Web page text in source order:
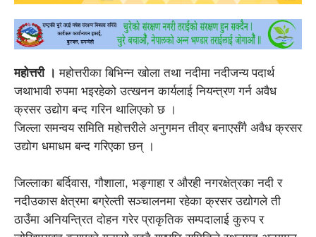
महोत्तरी । महोत्तरीका बिभिन्न खोला तथा नदीमा नदीजन्य पदार्थ
जथाभावी रुपमा भइरहेको उत्खनन कार्यलाई नियन्त्रण गर्न अवैध
क्रसर उद्योग बन्द गरिन थालिएको छ ।
जिल्ला समन्वय समिति महोत्तरीले अनुगमन तीव्र बनाएसँगै अवैध क्रसर
उद्योग धमाधम बन्द गरिएका छन् ।
जिल्लाका बर्दिवास, गौशाला, भङ्गाहा र औरही नगरक्षेत्रका नदी र
नदीउकास क्षेत्रमा बग्रेल्ती सञ्चालनमा रहेका क्रसर उद्योगले ती
ठाउँमा अनियन्त्रित दोहन गरेर प्राकृतिक सम्पदालाई कुरुप र